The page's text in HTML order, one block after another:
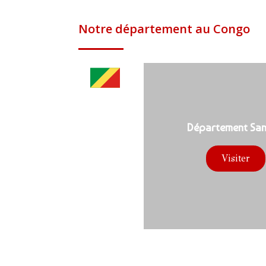
Notre département au Congo
Département
Visiter